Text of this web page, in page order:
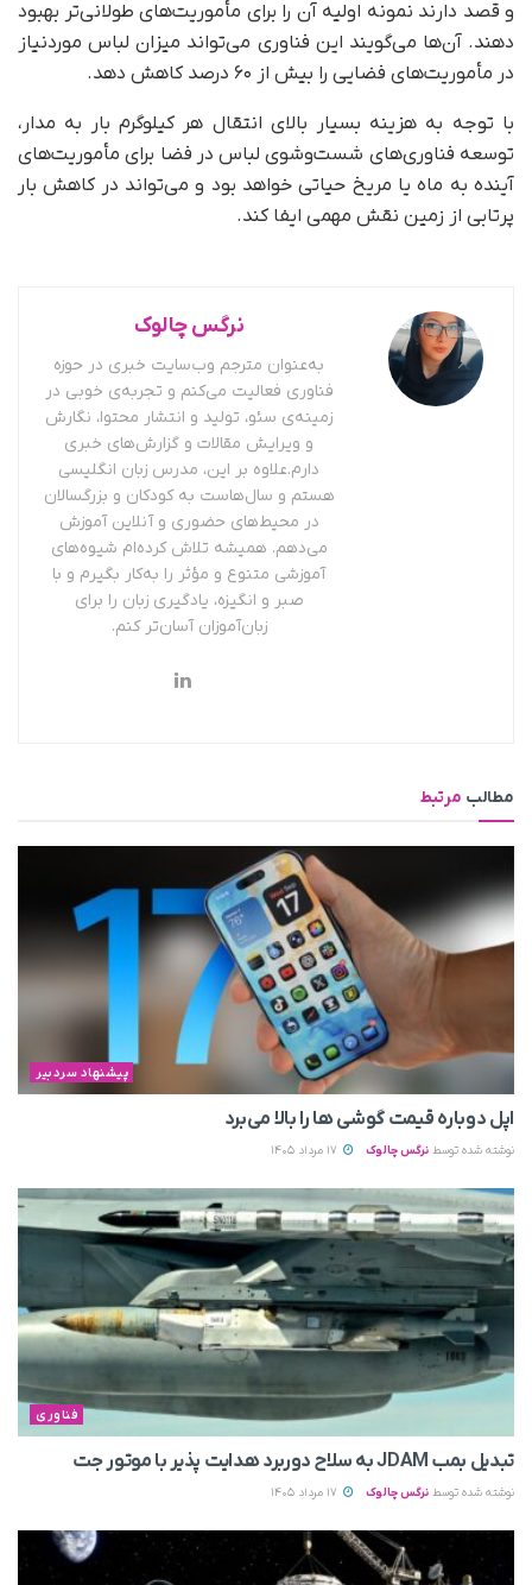
و قصد دارند نمونه اولیه آن را برای مأموریت‌های طولانی‌تر بهبود
دهند. آن‌ها می‌گویند این فناوری می‌تواند میزان لباس موردنیاز
در مأموریت‌های فضایی را بیش از ۶۰ درصد کاهش دهد.
با توجه به هزینه بسیار بالای انتقال هر کیلوگرم بار به مدار،
توسعه فناوری‌های شست‌وشوی لباس در فضا برای مأموریت‌های
آینده به ماه یا مریخ حیاتی خواهد بود و می‌تواند در کاهش بار
پرتابی از زمین نقش مهمی ایفا کند.
نرگس چالوک
به‌عنوان مترجم وب‌سایت خبری در حوزه
فناوری فعالیت می‌کنم و تجربه‌ی خوبی در
زمینه‌ی سئو، تولید و انتشار محتوا، نگارش
و ویرایش مقالات و گزارش‌های خبری
دارم.علاوه بر این، مدرس زبان انگلیسی
هستم و سال‌هاست به کودکان و بزرگسالان
در محیط‌های حضوری و آنلاین آموزش
می‌دهم. همیشه تلاش کرده‌ام شیوه‌های
آموزشی متنوع و مؤثر را به‌کار بگیرم و با
صبر و انگیزه، یادگیری زبان را برای
زبان‌آموزان آسان‌تر کنم.
مطالب مرتبط
پیشنهاد سردبیر
اپل دوباره قیمت‌ گوشی ها را بالا می‌برد
نوشته شده توسط نرگس چالوک
فناوری
تبدیل بمب JDAM به سلاح دوربرد هدایت پذیر با موتور جت
نوشته شده توسط نرگس چالوک